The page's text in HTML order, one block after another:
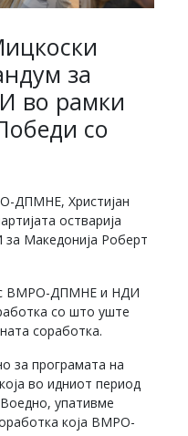
за
во рамки
со
ДПМНЕ, Христијан
остварија
Македонија Роберт
ВМРО-ДПМНЕ и НДИ
со што уште
соработка.
за програмата на
во идниот период
упативме
која ВМРО-